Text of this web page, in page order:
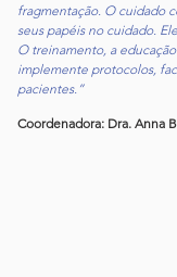
fragmentação. O cuidado
seus papéis no cuidado.
O treinamento, a
implemente protocolos,
pacientes.”
Coordenadora: Dra. Anna